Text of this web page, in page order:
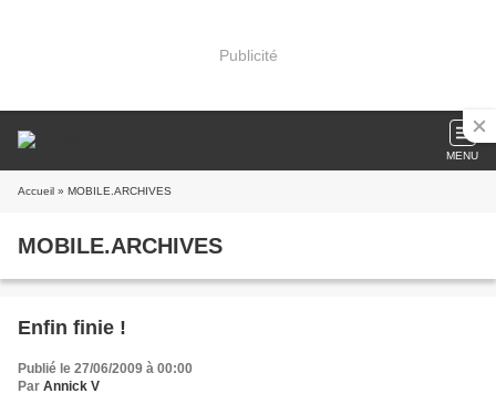
Publicité
MENU
Accueil » MOBILE.ARCHIVES
MOBILE.ARCHIVES
Enfin finie !
Publié le 27/06/2009 à 00:00
Par Annick V